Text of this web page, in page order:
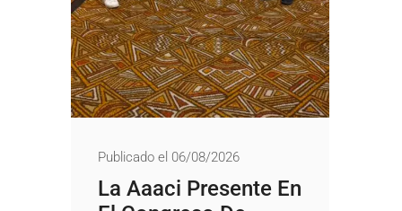
Publicado el 06/08/2026
La Aaaci Presente En